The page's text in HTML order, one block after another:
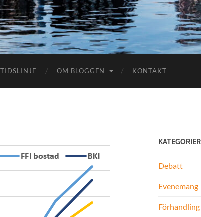
Hyresförhandlingsbloggen
TIDSLINJE OM BLOGGEN KONTAKT
KATEGORIER
Debatt
Evenemang
Förhandling